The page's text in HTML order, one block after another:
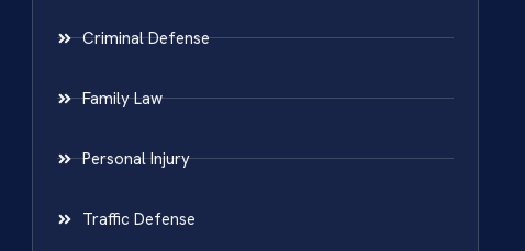
Criminal Defense
Family Law
Personal Injury
Traffic Defense